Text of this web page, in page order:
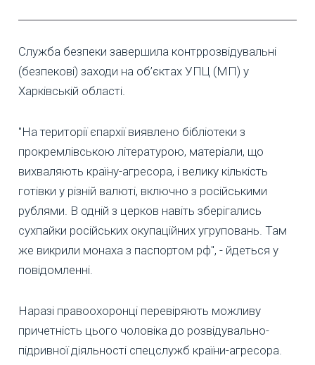
Служба безпеки завершила контррозвідувальні
(безпекові) заходи на об’єктах УПЦ (МП) у
Харківській області.
"На території єпархії виявлено бібліотеки з
прокремлівською літературою, матеріали, що
вихваляють країну-агресора, і велику кількість
готівки у різній валюті, включно з російськими
рублями. В одній з церков навіть зберігались
сухпайки російських окупаційних угруповань. Там
же викрили монаха з паспортом рф", - йдеться у
повідомленні.
Наразі правоохоронці перевіряють можливу
причетність цього чоловіка до розвідувально-
підривної діяльності спецслужб країни-агресора.